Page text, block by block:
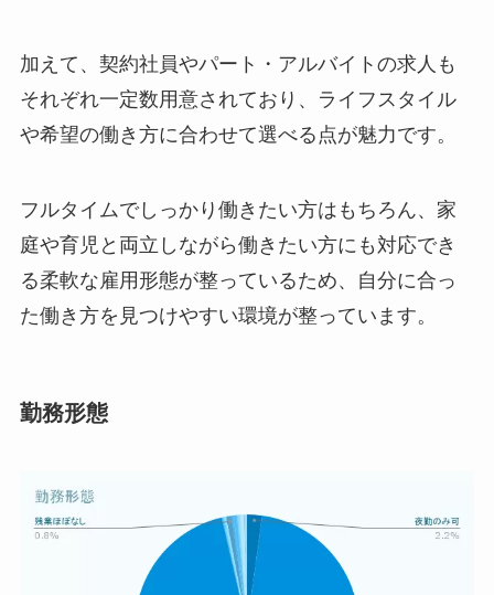
加えて、契約社員やパート・アルバイトの求人も
それぞれ一定数用意されており、ライフスタイル
や希望の働き方に合わせて選べる点が魅力です。
フルタイムでしっかり働きたい方はもちろん、家
庭や育児と両立しながら働きたい方にも対応でき
る柔軟な雇用形態が整っているため、自分に合っ
た働き方を見つけやすい環境が整っています。
勤務形態